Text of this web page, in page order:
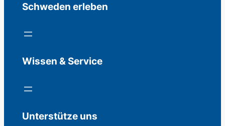
Schweden erleben
Wissen & Service
Unterstütze uns